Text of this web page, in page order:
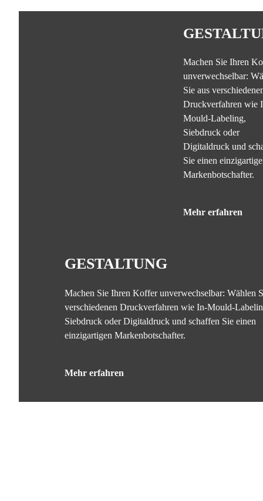
Machen Sie Ihren
unverwechselbar:
Sie aus
Druckverfahren wie
Mould-Labeling,
Siebdruck oder
Digitaldruck und
Sie einen
Markenbotschafter.
Mehr erfahren
GESTALTUNG
Machen Sie Ihren Koffer unverwechselbar: Wählen
verschiedenen Druckverfahren wie In-Mould-
Siebdruck oder Digitaldruck und schaffen Sie einen
einzigartigen Markenbotschafter.
Mehr erfahren